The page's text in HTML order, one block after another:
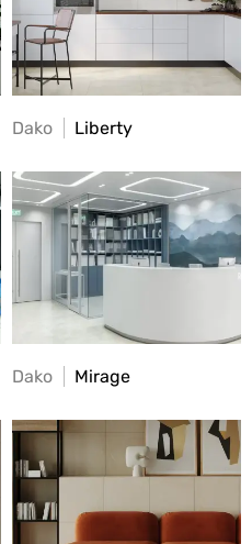
Dako Liberty
Dako Mirage